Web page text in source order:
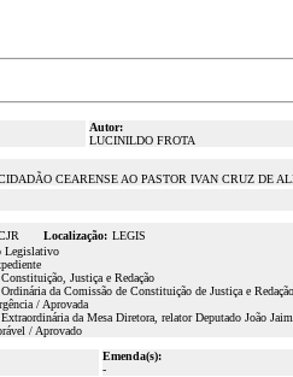
Autor:
LUCINILDO FROTA
CEARENSE AO PASTOR IVAN CRUZ DE
Localização: LEGIS
Legislativo
Justiça e Redação
da Comissão de Constituição de Justiça e
/ Aprovada
da Mesa Diretora, relator Deputado João
/ Aprovado
Emenda(s):
-